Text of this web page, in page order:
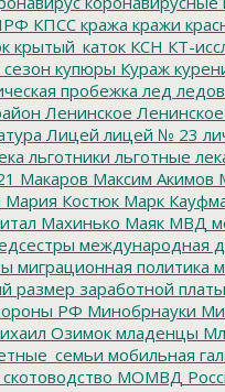
КПСС кража кражи
крытый_каток КСН КТ-
купюры Кураж
пробежка лед
Ленинское
Лицей лицей № 23
льготники льготные
Макаров Максим Акимов
Мария Костюк Марк
Махинько Маяк МВД
международная
миграционная политика
размер заработной платы
РФ Минобрнауки
Озимок младенцы
мобильная
МОМВД